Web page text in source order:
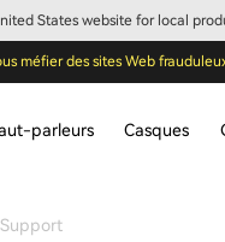
States website for local
méfier des sites Web
parleurs Casques
Support